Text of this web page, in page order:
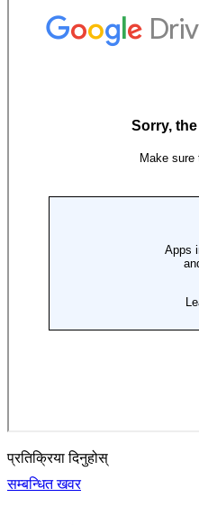
प्रतिक्रिया दिनुहोस्
सम्बन्धित खवर